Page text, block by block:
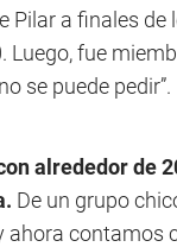
a finales de
fue
se puede pedir”.
alrededor de
De un grupo
contamos